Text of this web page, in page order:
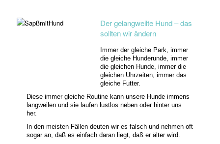
Der gelangweilte Hund – das
sollten wir ändern
Immer der gleiche Park, immer
die gleiche Hunderunde, immer
die gleichen Hunde, immer die
gleichen Uhrzeiten, immer das
gleiche Futter.
Diese immer gleiche Routine kann unsere Hunde immens
langweilen und sie laufen lustlos neben oder hinter uns
her.
In den meisten Fällen deuten wir es falsch und nehmen oft
sogar an, daß es einfach daran liegt, daß er älter wird.